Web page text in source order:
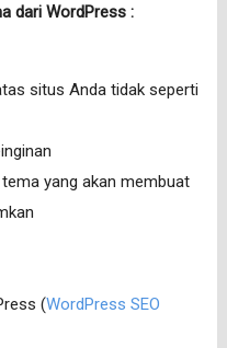
dari WordPress :
situs Anda tidak seperti
yang akan membuat
(WordPress SEO